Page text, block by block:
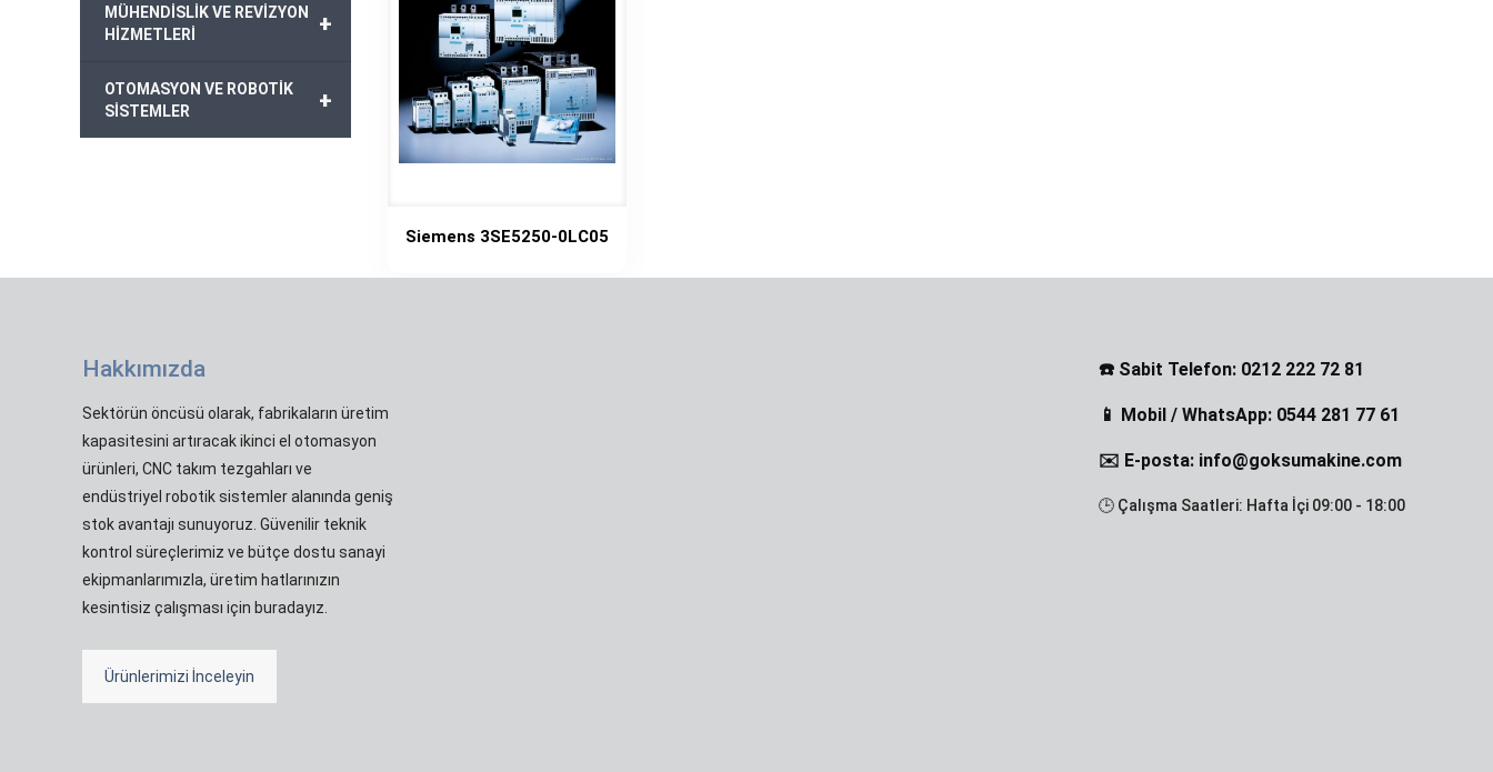
Siemens 3SE5250-0LC05
+
MÜHENDİSLİK VE REVİZYON
HİZMETLERİ
+
OTOMASYON VE ROBOTİK
SİSTEMLER
Hakkımızda
Sektörün öncüsü olarak, fabrikaların üretim
kapasitesini artıracak ikinci el otomasyon
ürünleri, CNC takım tezgahları ve
endüstriyel robotik sistemler alanında geniş
stok avantajı sunuyoruz. Güvenilir teknik
kontrol süreçlerimiz ve bütçe dostu sanayi
ekipmanlarımızla, üretim hatlarınızın
kesintisiz çalışması için buradayız.
Ürünlerimizi İnceleyin
☎️ Sabit Telefon: 0212 222 72 81
📱 Mobil / WhatsApp: 0544 281 77 61
✉️ E-posta: info@goksumakine.com
🕒 Çalışma Saatleri: Hafta İçi 09:00 - 18:00